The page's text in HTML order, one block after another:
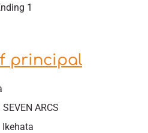
1
principal
ARCS
Ikehata